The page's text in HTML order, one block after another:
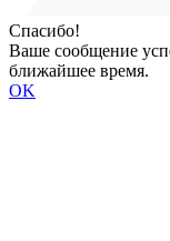
Спасибо!
Ваше сообщение
ближайшее время.
OK